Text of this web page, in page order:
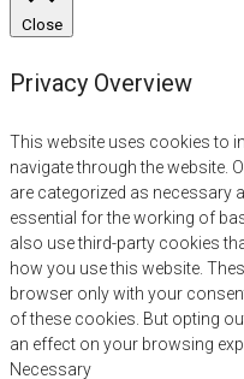
Close
Privacy Overview
This website uses cookies to
navigate through the website.
are categorized as necessary
essential for the working of
also use third-party cookies
how you use this website.
browser only with your
of these cookies. But opting
an effect on your browsing
Necessary